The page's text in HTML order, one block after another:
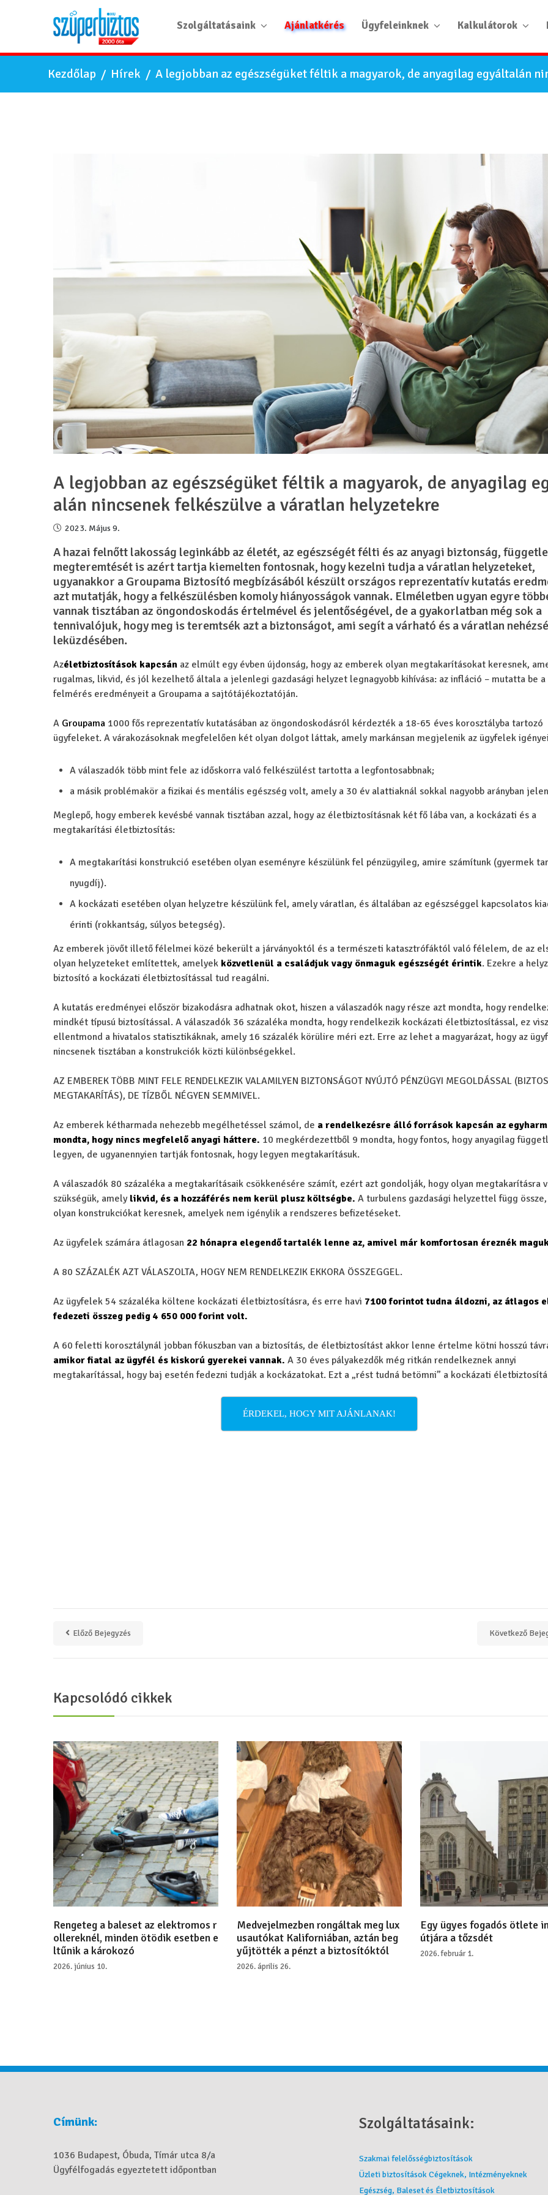
Szolgáltatásaink Ajánlatkérés Ügyfeleinknek Kalkulátorok
Kezdőlap / Hírek / A legjobban az egészségüket féltik a magyarok, de anyagilag egyáltalán
A legjobban az egészségüket féltik a magyarok, de anyagilag
alán nincsenek felkészülve a váratlan helyzetekre
2023. Május 9.
A hazai felnőtt lakosság leginkább az életét, az egészségét félti és az anyagi biztonság,
megteremtését is azért tartja kiemelten fontosnak, hogy kezelni tudja a váratlan helyzeteket,
ugyanakkor a Groupama Biztosító megbízásából készült országos reprezentatív kutatás
azt mutatják, hogy a felkészülésben komoly hiányosságok vannak. Elméletben ugyan egyre
vannak tisztában az öngondoskodás értelmével és jelentőségével, de a gyakorlatban még sok a
tennivalójuk, hogy meg is teremtsék azt a biztonságot, ami segít a várható és a váratlan
leküzdésében.
Azéletbiztosítások kapcsán az elmúlt egy évben újdonság, hogy az emberek olyan megtakarításokat keresnek,
rugalmas, likvid, és jól kezelhető általa a jelenlegi gazdasági helyzet legnagyobb kihívása: az infláció – mutatta be a
felmérés eredményeit a Groupama a sajtótájékoztatóján.
A Groupama 1000 fős reprezentatív kutatásában az öngondoskodásról kérdezték a 18-65 éves korosztályba tartozó
ügyfeleket. A várakozásoknak megfelelően két olyan dolgot láttak, amely markánsan megjelenik az ügyfelek
A válaszadók több mint fele az időskorra való felkészülést tartotta a legfontosabbnak;
a másik problémakör a fizikai és mentális egészség volt, amely a 30 év alattiaknál sokkal nagyobb arányban
Meglepő, hogy emberek kevésbé vannak tisztában azzal, hogy az életbiztosításnak két fő lába van, a kockázati és a
megtakarítási életbiztosítás:
A megtakarítási konstrukció esetében olyan eseményre készülünk fel pénzügyileg, amire számítunk (gyermek
nyugdíj).
A kockázati esetében olyan helyzetre készülünk fel, amely váratlan, és általában az egészséggel kapcsolatos
érinti (rokkantság, súlyos betegség).
Az emberek jövőt illető félelmei közé bekerült a járványoktól és a természeti katasztrófáktól való félelem, de az
olyan helyzeteket említettek, amelyek közvetlenül a családjuk vagy önmaguk egészségét érintik. Ezekre a
biztosító a kockázati életbiztosítással tud reagálni.
A kutatás eredményei először bizakodásra adhatnak okot, hiszen a válaszadók nagy része azt mondta, hogy
mindkét típusú biztosítással. A válaszadók 36 százaléka mondta, hogy rendelkezik kockázati életbiztosítással, ez
ellentmond a hivatalos statisztikáknak, amely 16 százalék körülire méri ezt. Erre az lehet a magyarázat, hogy az
nincsenek tisztában a konstrukciók közti különbségekkel.
AZ EMBEREK TÖBB MINT FELE RENDELKEZIK VALAMILYEN BIZTONSÁGOT NYÚJTÓ PÉNZÜGYI MEGOLDÁSSAL
MEGTAKARÍTÁS), DE TÍZBŐL NÉGYEN SEMMIVEL.
Az emberek kétharmada nehezebb megélhetéssel számol, de a rendelkezésre álló források kapcsán az
mondta, hogy nincs megfelelő anyagi háttere. 10 megkérdezettből 9 mondta, hogy fontos, hogy anyagilag
legyen, de ugyanennyien tartják fontosnak, hogy legyen megtakarításuk.
A válaszadók 80 százaléka a megtakarításaik csökkenésére számít, ezért azt gondolják, hogy olyan megtakarításra
szükségük, amelylikvid, és a hozzáférés nem kerül plusz költségbe. A turbulens gazdasági helyzettel függ
olyan konstrukciókat keresnek, amelyek nem igénylik a rendszeres befizetéseket.
Az ügyfelek számára átlagosan 22 hónapra elegendő tartalék lenne az, amivel már komfortosan éreznék
A 80 SZÁZALÉK AZT VÁLASZOLTA, HOGY NEM RENDELKEZIK EKKORA ÖSSZEGGEL.
Az ügyfelek 54 százaléka költene kockázati életbiztosításra, és erre havi 7100 forintot tudna áldozni, az átlagos
fedezeti összeg pedig 4 650 000 forint volt.
A 60 feletti korosztálynál jobban fókuszban van a biztosítás, de életbiztosítást akkor lenne értelme kötni hosszú
amikor fiatal az ügyfél és kiskorú gyerekei vannak. A 30 éves pályakezdők még ritkán rendelkeznek annyi
megtakarítással, hogy baj esetén fedezni tudják a kockázatokat. Ezt a „rést tudná betömni” a kockázati
ÉRDEKEL, HOGY MIT AJÁNLANAK!
Előző Bejegyzés Következő
Kapcsolódó cikkek
Rengeteg a baleset az elektromos r
ollereknél, minden ötödik esetben e
ltűnik a károkozó
2026. június 10.
Medvejelmezben rongáltak meg lux
usautókat Kaliforniában, aztán beg
yűjtötték a pénzt a biztosítóktól
2026. április 26.
Egy ügyes fogadós ötlete
útjára a tőzsdét
2026. február 1.
Címünk:
1036 Budapest, Óbuda, Tímár utca 8/a
Ügyfélfogadás egyeztetett időpontban
Szolgáltatásaink:
Szakmai felelősségbiztosítások
Üzleti biztosítások Cégeknek, Intézményeknek
Egészség, Baleset és Életbiztosítások